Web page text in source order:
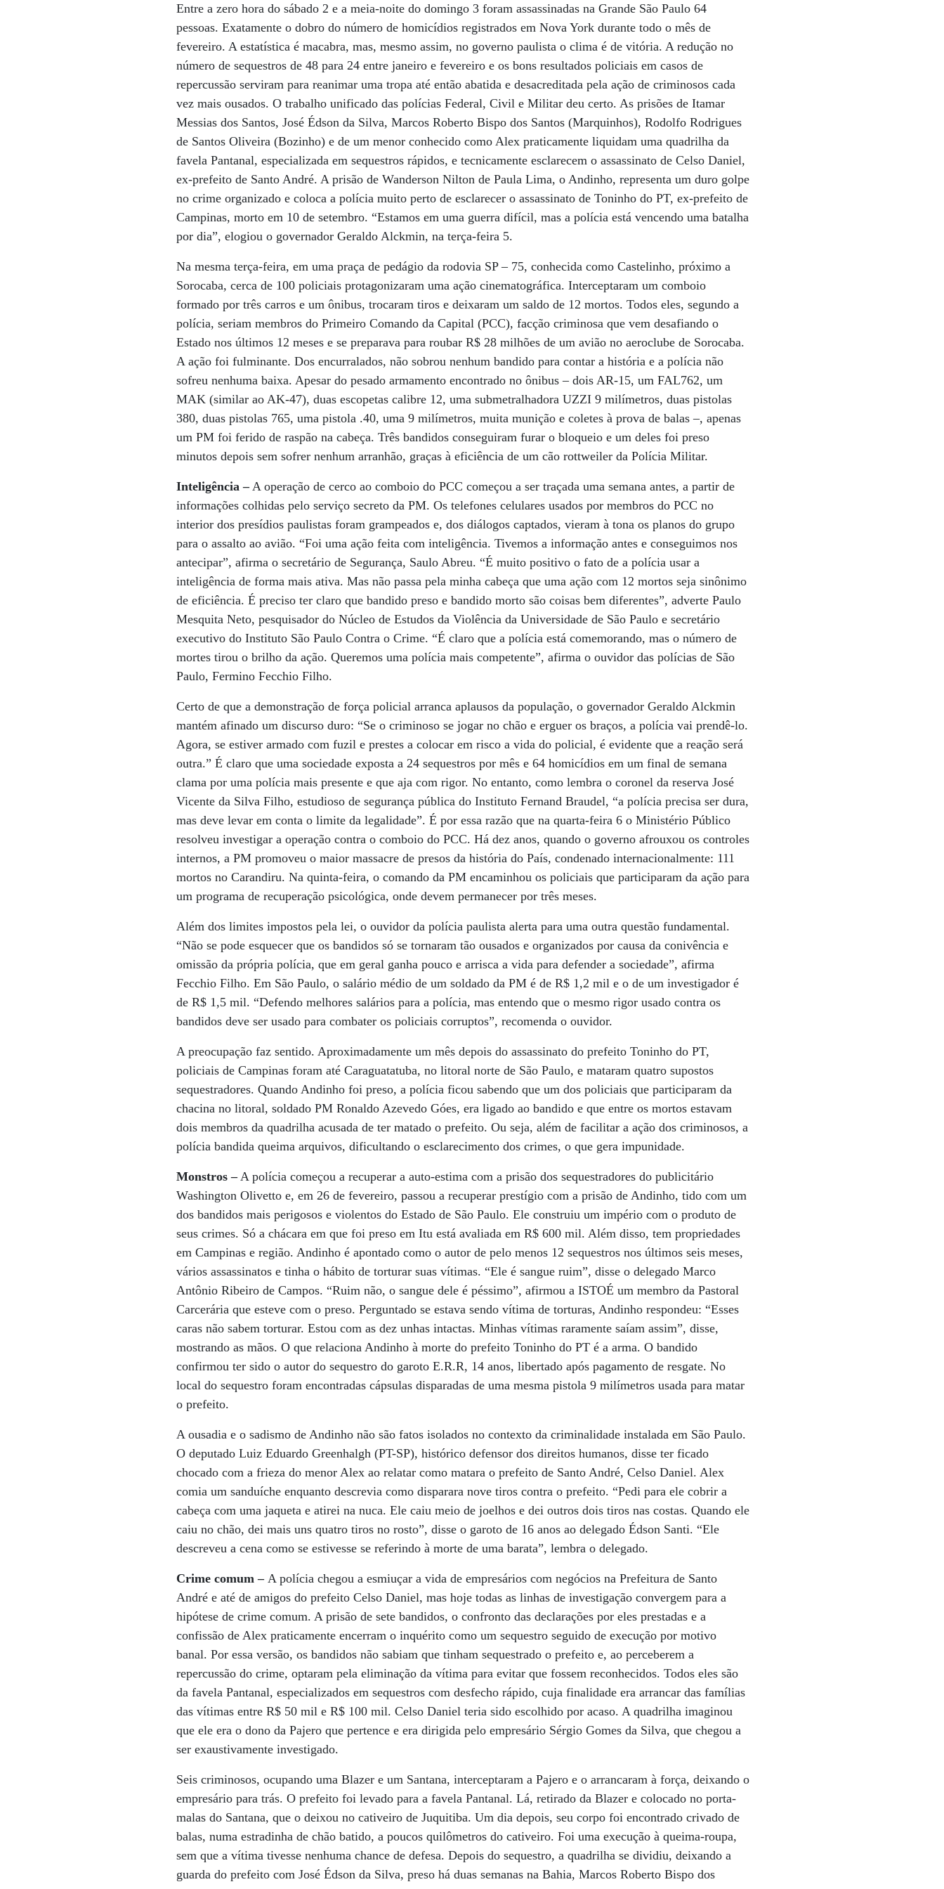
Entre a zero hora do sábado 2 e a meia-noite do domingo 3 foram assassinadas na Grande São Paulo 64
pessoas. Exatamente o dobro do número de homicídios registrados em Nova York durante todo o mês de
fevereiro. A estatística é macabra, mas, mesmo assim, no governo paulista o clima é de vitória. A redução no
número de sequestros de 48 para 24 entre janeiro e fevereiro e os bons resultados policiais em casos de
repercussão serviram para reanimar uma tropa até então abatida e desacreditada pela ação de criminosos cada
vez mais ousados. O trabalho unificado das polícias Federal, Civil e Militar deu certo. As prisões de Itamar
Messias dos Santos, José Édson da Silva, Marcos Roberto Bispo dos Santos (Marquinhos), Rodolfo Rodrigues
de Santos Oliveira (Bozinho) e de um menor conhecido como Alex praticamente liquidam uma quadrilha da
favela Pantanal, especializada em sequestros rápidos, e tecnicamente esclarecem o assassinato de Celso Daniel,
ex-prefeito de Santo André. A prisão de Wanderson Nilton de Paula Lima, o Andinho, representa um duro golpe
no crime organizado e coloca a polícia muito perto de esclarecer o assassinato de Toninho do PT, ex-prefeito de
Campinas, morto em 10 de setembro. “Estamos em uma guerra difícil, mas a polícia está vencendo uma batalha
por dia”, elogiou o governador Geraldo Alckmin, na terça-feira 5.
Na mesma terça-feira, em uma praça de pedágio da rodovia SP – 75, conhecida como Castelinho, próximo a
Sorocaba, cerca de 100 policiais protagonizaram uma ação cinematográfica. Interceptaram um comboio
formado por três carros e um ônibus, trocaram tiros e deixaram um saldo de 12 mortos. Todos eles, segundo a
polícia, seriam membros do Primeiro Comando da Capital (PCC), facção criminosa que vem desafiando o
Estado nos últimos 12 meses e se preparava para roubar R$ 28 milhões de um avião no aeroclube de Sorocaba.
A ação foi fulminante. Dos encurralados, não sobrou nenhum bandido para contar a história e a polícia não
sofreu nenhuma baixa. Apesar do pesado armamento encontrado no ônibus – dois AR-15, um FAL762, um
MAK (similar ao AK-47), duas escopetas calibre 12, uma submetralhadora UZZI 9 milímetros, duas pistolas
380, duas pistolas 765, uma pistola .40, uma 9 milímetros, muita munição e coletes à prova de balas –, apenas
um PM foi ferido de raspão na cabeça. Três bandidos conseguiram furar o bloqueio e um deles foi preso
minutos depois sem sofrer nenhum arranhão, graças à eficiência de um cão rottweiler da Polícia Militar.
Inteligência –A operação de cerco ao comboio do PCC começou a ser traçada uma semana antes, a partir de
informações colhidas pelo serviço secreto da PM. Os telefones celulares usados por membros do PCC no
interior dos presídios paulistas foram grampeados e, dos diálogos captados, vieram à tona os planos do grupo
para o assalto ao avião. “Foi uma ação feita com inteligência. Tivemos a informação antes e conseguimos nos
antecipar”, afirma o secretário de Segurança, Saulo Abreu. “É muito positivo o fato de a polícia usar a
inteligência de forma mais ativa. Mas não passa pela minha cabeça que uma ação com 12 mortos seja sinônimo
de eficiência. É preciso ter claro que bandido preso e bandido morto são coisas bem diferentes”, adverte Paulo
Mesquita Neto, pesquisador do Núcleo de Estudos da Violência da Universidade de São Paulo e secretário
executivo do Instituto São Paulo Contra o Crime. “É claro que a polícia está comemorando, mas o número de
mortes tirou o brilho da ação. Queremos uma polícia mais competente”, afirma o ouvidor das polícias de São
Paulo, Fermino Fecchio Filho.
Certo de que a demonstração de força policial arranca aplausos da população, o governador Geraldo Alckmin
mantém afinado um discurso duro: “Se o criminoso se jogar no chão e erguer os braços, a polícia vai prendê-lo.
Agora, se estiver armado com fuzil e prestes a colocar em risco a vida do policial, é evidente que a reação será
outra.” É claro que uma sociedade exposta a 24 sequestros por mês e 64 homicídios em um final de semana
clama por uma polícia mais presente e que aja com rigor. No entanto, como lembra o coronel da reserva José
Vicente da Silva Filho, estudioso de segurança pública do Instituto Fernand Braudel, “a polícia precisa ser dura,
mas deve levar em conta o limite da legalidade”. É por essa razão que na quarta-feira 6 o Ministério Público
resolveu investigar a operação contra o comboio do PCC. Há dez anos, quando o governo afrouxou os controles
internos, a PM promoveu o maior massacre de presos da história do País, condenado internacionalmente: 111
mortos no Carandiru. Na quinta-feira, o comando da PM encaminhou os policiais que participaram da ação para
um programa de recuperação psicológica, onde devem permanecer por três meses.
Além dos limites impostos pela lei, o ouvidor da polícia paulista alerta para uma outra questão fundamental.
“Não se pode esquecer que os bandidos só se tornaram tão ousados e organizados por causa da conivência e
omissão da própria polícia, que em geral ganha pouco e arrisca a vida para defender a sociedade”, afirma
Fecchio Filho. Em São Paulo, o salário médio de um soldado da PM é de R$ 1,2 mil e o de um investigador é
de R$ 1,5 mil. “Defendo melhores salários para a polícia, mas entendo que o mesmo rigor usado contra os
bandidos deve ser usado para combater os policiais corruptos”, recomenda o ouvidor.
A preocupação faz sentido. Aproximadamente um mês depois do assassinato do prefeito Toninho do PT,
policiais de Campinas foram até Caraguatatuba, no litoral norte de São Paulo, e mataram quatro supostos
sequestradores. Quando Andinho foi preso, a polícia ficou sabendo que um dos policiais que participaram da
chacina no litoral, soldado PM Ronaldo Azevedo Góes, era ligado ao bandido e que entre os mortos estavam
dois membros da quadrilha acusada de ter matado o prefeito. Ou seja, além de facilitar a ação dos criminosos, a
polícia bandida queima arquivos, dificultando o esclarecimento dos crimes, o que gera impunidade.
Monstros –A polícia começou a recuperar a auto-estima com a prisão dos sequestradores do publicitário
Washington Olivetto e, em 26 de fevereiro, passou a recuperar prestígio com a prisão de Andinho, tido com um
dos bandidos mais perigosos e violentos do Estado de São Paulo. Ele construiu um império com o produto de
seus crimes. Só a chácara em que foi preso em Itu está avaliada em R$ 600 mil. Além disso, tem propriedades
em Campinas e região. Andinho é apontado como o autor de pelo menos 12 sequestros nos últimos seis meses,
vários assassinatos e tinha o hábito de torturar suas vítimas. “Ele é sangue ruim”, disse o delegado Marco
Antônio Ribeiro de Campos. “Ruim não, o sangue dele é péssimo”, afirmou a ISTOÉ um membro da Pastoral
Carcerária que esteve com o preso. Perguntado se estava sendo vítima de torturas, Andinho respondeu: “Esses
caras não sabem torturar. Estou com as dez unhas intactas. Minhas vítimas raramente saíam assim”, disse,
mostrando as mãos. O que relaciona Andinho à morte do prefeito Toninho do PT é a arma. O bandido
confirmou ter sido o autor do sequestro do garoto E.R.R, 14 anos, libertado após pagamento de resgate. No
local do sequestro foram encontradas cápsulas disparadas de uma mesma pistola 9 milímetros usada para matar
o prefeito.
A ousadia e o sadismo de Andinho não são fatos isolados no contexto da criminalidade instalada em São Paulo.
O deputado Luiz Eduardo Greenhalgh (PT-SP), histórico defensor dos direitos humanos, disse ter ficado
chocado com a frieza do menor Alex ao relatar como matara o prefeito de Santo André, Celso Daniel. Alex
comia um sanduíche enquanto descrevia como disparara nove tiros contra o prefeito. “Pedi para ele cobrir a
cabeça com uma jaqueta e atirei na nuca. Ele caiu meio de joelhos e dei outros dois tiros nas costas. Quando ele
caiu no chão, dei mais uns quatro tiros no rosto”, disse o garoto de 16 anos ao delegado Édson Santi. “Ele
descreveu a cena como se estivesse se referindo à morte de uma barata”, lembra o delegado.
Crime comum –A polícia chegou a esmiuçar a vida de empresários com negócios na Prefeitura de Santo
André e até de amigos do prefeito Celso Daniel, mas hoje todas as linhas de investigação convergem para a
hipótese de crime comum. A prisão de sete bandidos, o confronto das declarações por eles prestadas e a
confissão de Alex praticamente encerram o inquérito como um sequestro seguido de execução por motivo
banal. Por essa versão, os bandidos não sabiam que tinham sequestrado o prefeito e, ao perceberem a
repercussão do crime, optaram pela eliminação da vítima para evitar que fossem reconhecidos. Todos eles são
da favela Pantanal, especializados em sequestros com desfecho rápido, cuja finalidade era arrancar das famílias
das vítimas entre R$ 50 mil e R$ 100 mil. Celso Daniel teria sido escolhido por acaso. A quadrilha imaginou
que ele era o dono da Pajero que pertence e era dirigida pelo empresário Sérgio Gomes da Silva, que chegou a
ser exaustivamente investigado.
Seis criminosos, ocupando uma Blazer e um Santana, interceptaram a Pajero e o arrancaram à força, deixando o
empresário para trás. O prefeito foi levado para a favela Pantanal. Lá, retirado da Blazer e colocado no porta-
malas do Santana, que o deixou no cativeiro de Juquitiba. Um dia depois, seu corpo foi encontrado crivado de
balas, numa estradinha de chão batido, a poucos quilômetros do cativeiro. Foi uma execução à queima-roupa,
sem que a vítima tivesse nenhuma chance de defesa. Depois do sequestro, a quadrilha se dividiu, deixando a
guarda do prefeito com José Édson da Silva, preso há duas semanas na Bahia, Marcos Roberto Bispo dos